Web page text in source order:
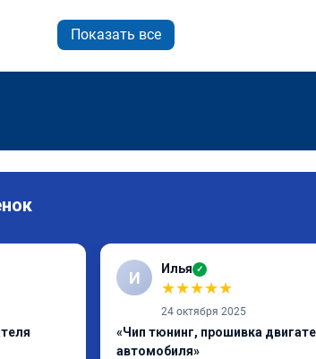
Показать все
И Илья ✓
★★★★★
24 октября 2025
«Чип тюнинг, прошивка
автомобиля»